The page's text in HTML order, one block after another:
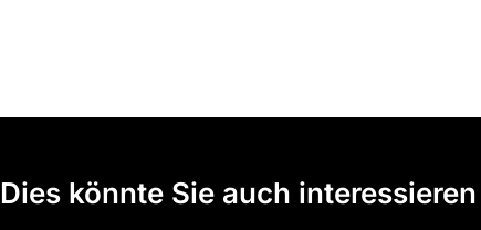
Dies könnte Sie auch interessieren